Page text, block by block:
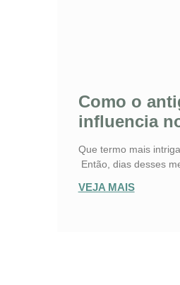
Como o
influencia
Que termo mais
Então, dias desses
VEJA MAIS